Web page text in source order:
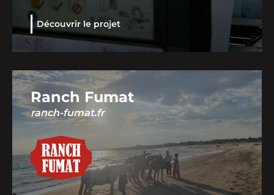
Découvrir le projet
Ranch Fumat
ranch-fumat.fr